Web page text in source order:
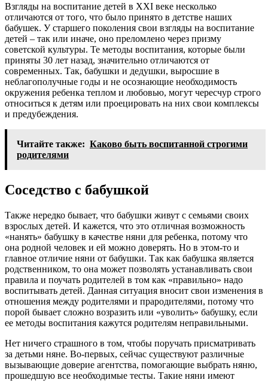
Взгляды на воспитание детей в XXI веке несколько
отличаются от того, что было принято в детстве наших
бабушек. У старшего поколения свои взгляды на воспитание
детей – так или иначе, оно преломлено через призму
советской культуры. Те методы воспитания, которые были
приняты 30 лет назад, значительно отличаются от
современных. Так, бабушки и дедушки, выросшие в
неблагополучные годы и не осознающие необходимость
окружения ребенка теплом и любовью, могут чересчур строго
относиться к детям или проецировать на них свои комплексы
и предубеждения.
Читайте также: Каково быть воспитанной строгими
родителями
Соседство с бабушкой
Также нередко бывает, что бабушки живут с семьями своих
взрослых детей. И кажется, что это отличная возможность
«нанять» бабушку в качестве няни для ребенка, потому что
она родной человек и ей можно доверять. Но в этом-то и
главное отличие няни от бабушки. Так как бабушка является
родственником, то она может позволять устанавливать свои
правила и поучать родителей в том как «правильно» надо
воспитывать детей. Данная ситуация вносит свои изменения в
отношения между родителями и прародителями, потому что
порой бывает сложно возразить или «уволить» бабушку, если
ее методы воспитания кажутся родителям неправильными.
Нет ничего страшного в том, чтобы поручать присматривать
за детьми няне. Во-первых, сейчас существуют различные
вызывающие доверие агентства, помогающие выбрать няню,
прошедшую все необходимые тесты. Такие няни имеют